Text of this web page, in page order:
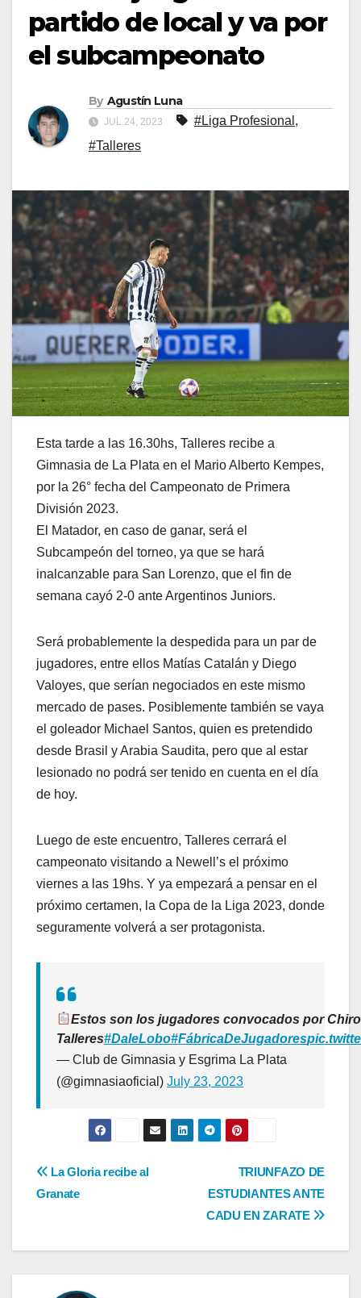
partido de local y va por
el subcampeonato
By Agustín Luna
JUL 24, 2023 #Liga Profesional ,
#Talleres
Esta tarde a las 16.30hs, Talleres recibe a
Gimnasia de La Plata en el Mario Alberto Kempes,
por la 26° fecha del Campeonato de Primera
División 2023.
El Matador, en caso de ganar, será el
Subcampeón del torneo, ya que se hará
inalcanzable para San Lorenzo, que el fin de
semana cayó 2-0 ante Argentinos Juniors.
Será probablemente la despedida para un par de
jugadores, entre ellos Matías Catalán y Diego
Valoyes, que serían negociados en este mismo
mercado de pases. Posiblemente también se vaya
el goleador Michael Santos, quien es pretendido
desde Brasil y Arabia Saudita, pero que al estar
lesionado no podrá ser tenido en cuenta en el día
de hoy.
Luego de este encuentro, Talleres cerrará el
campeonato visitando a Newell’s el próximo
viernes a las 19hs. Y ya empezará a pensar en el
próximo certamen, la Copa de la Liga 2023, donde
seguramente volverá a ser protagonista.
Estos son los jugadores convocados por
Talleres#DaleLobo#FábricaDeJugadores
— Club de Gimnasia y Esgrima La Plata
(@gimnasiaoficial) July 23, 2023
Navegación
entradas
TRIUNFAZO DE
ESTUDIANTES ANTE
CADU EN ZARATE
La Gloria recibe al
Granate